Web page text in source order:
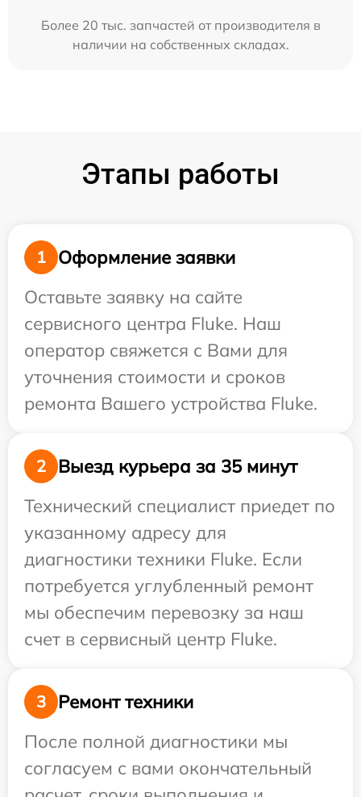
Более 20 тыс. запчастей от производителя в
наличии на собственных складах.
Этапы работы
1
Оформление заявки
Оставьте заявку на сайте
сервисного центра Fluke. Наш
оператор свяжется с Вами для
уточнения стоимости и сроков
ремонта Вашего устройства Fluke.
2
Выезд курьера за 35 минут
Технический специалист приедет по
указанному адресу для
диагностики техники Fluke. Если
потребуется углубленный ремонт
мы обеспечим перевозку за наш
счет в сервисный центр Fluke.
3
Ремонт техники
После полной диагностики мы
согласуем с вами окончательный